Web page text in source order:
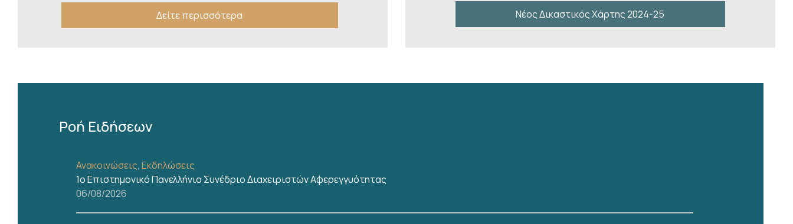
Πρόεδρο και τον Εισαγγελέα του Αρείου Πάγου
Αναστολή λειτουργίας των Εισαγγελιών Στρατοδικείου
μετέγκαταστασής τους .
22/07/2026
Ανακοινώσεις
Δείτε περισσότερα Νέος Δικαστικός Χάρτης 2024-25
Ροή Ειδήσεων
Ανακοινώσεις,Εκδηλώσεις
1ο Επιστημονικό Πανελλήνιο Συνέδριο Διαχειριστών Αφερεγγυότητας
06/08/2026